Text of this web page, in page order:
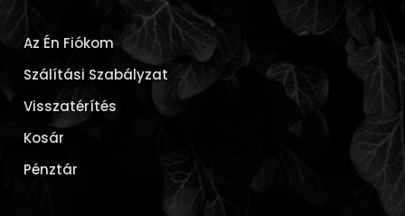
Az Én Fiókom
Szálítási Szabályzat
Visszatérítés
Kosár
Pénztár